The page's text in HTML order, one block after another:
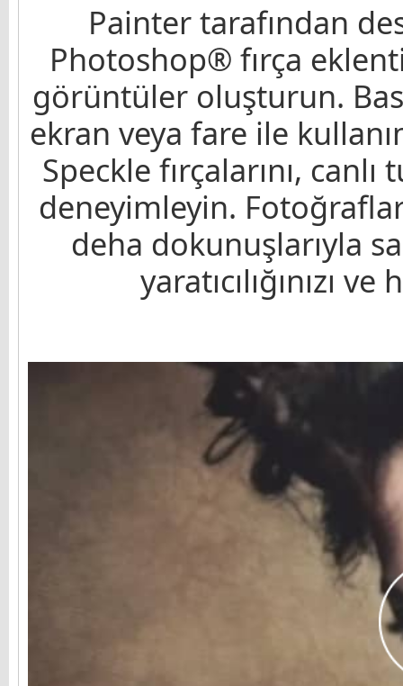
Painter tarafından
Photoshop® fırça
görüntüler oluşturun.
ekran veya fare ile
Speckle fırçalarını, canlı
deneyimleyin.
deha dokunuşlarıyla
yaratıcılığınızı